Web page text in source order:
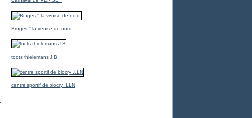
Bruges '' la venise de nord.
toots thielemans J B
centre sportif de blocry .LLN